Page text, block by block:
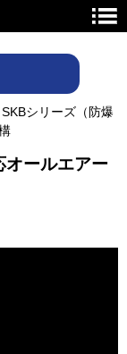
シリーズ（防爆
オールエアー